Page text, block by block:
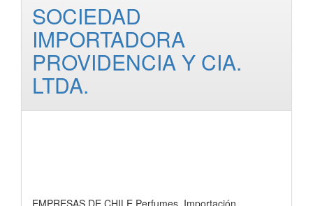
SOCIEDAD
IMPORTADORA
PROVIDENCIA Y CIA.
LTDA.
EMPRESAS DE CHILE Perfumes, Importación